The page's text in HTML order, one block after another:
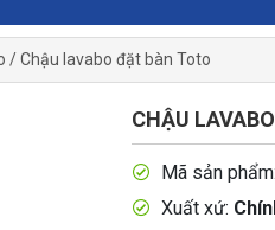
/Chậu lavabo đặt bàn Toto
CHẬU
Mã sản phẩm:
Xuất xứ: